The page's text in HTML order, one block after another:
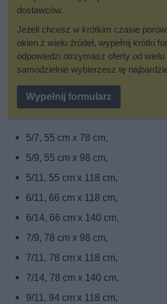
dostawców.
Jeżeli chcesz w krótkim czasie
okien z wielu źródeł, wypełnij krótki
odpowiedzi otrzymasz oferty od
samodzielnie wybierzesz tę
Wypełnij formularz
5/7, 55 cm x 78 cm,
5/9, 55 cm x 98 cm,
5/11, 55 cm x 118 cm,
6/11, 66 cm x 118 cm,
6/14, 66 cm x 140 cm,
7/9, 78 cm x 98 cm,
7/11, 78 cm x 118 cm,
7/14, 78 cm x 140 cm,
9/11, 94 cm x 118 cm,